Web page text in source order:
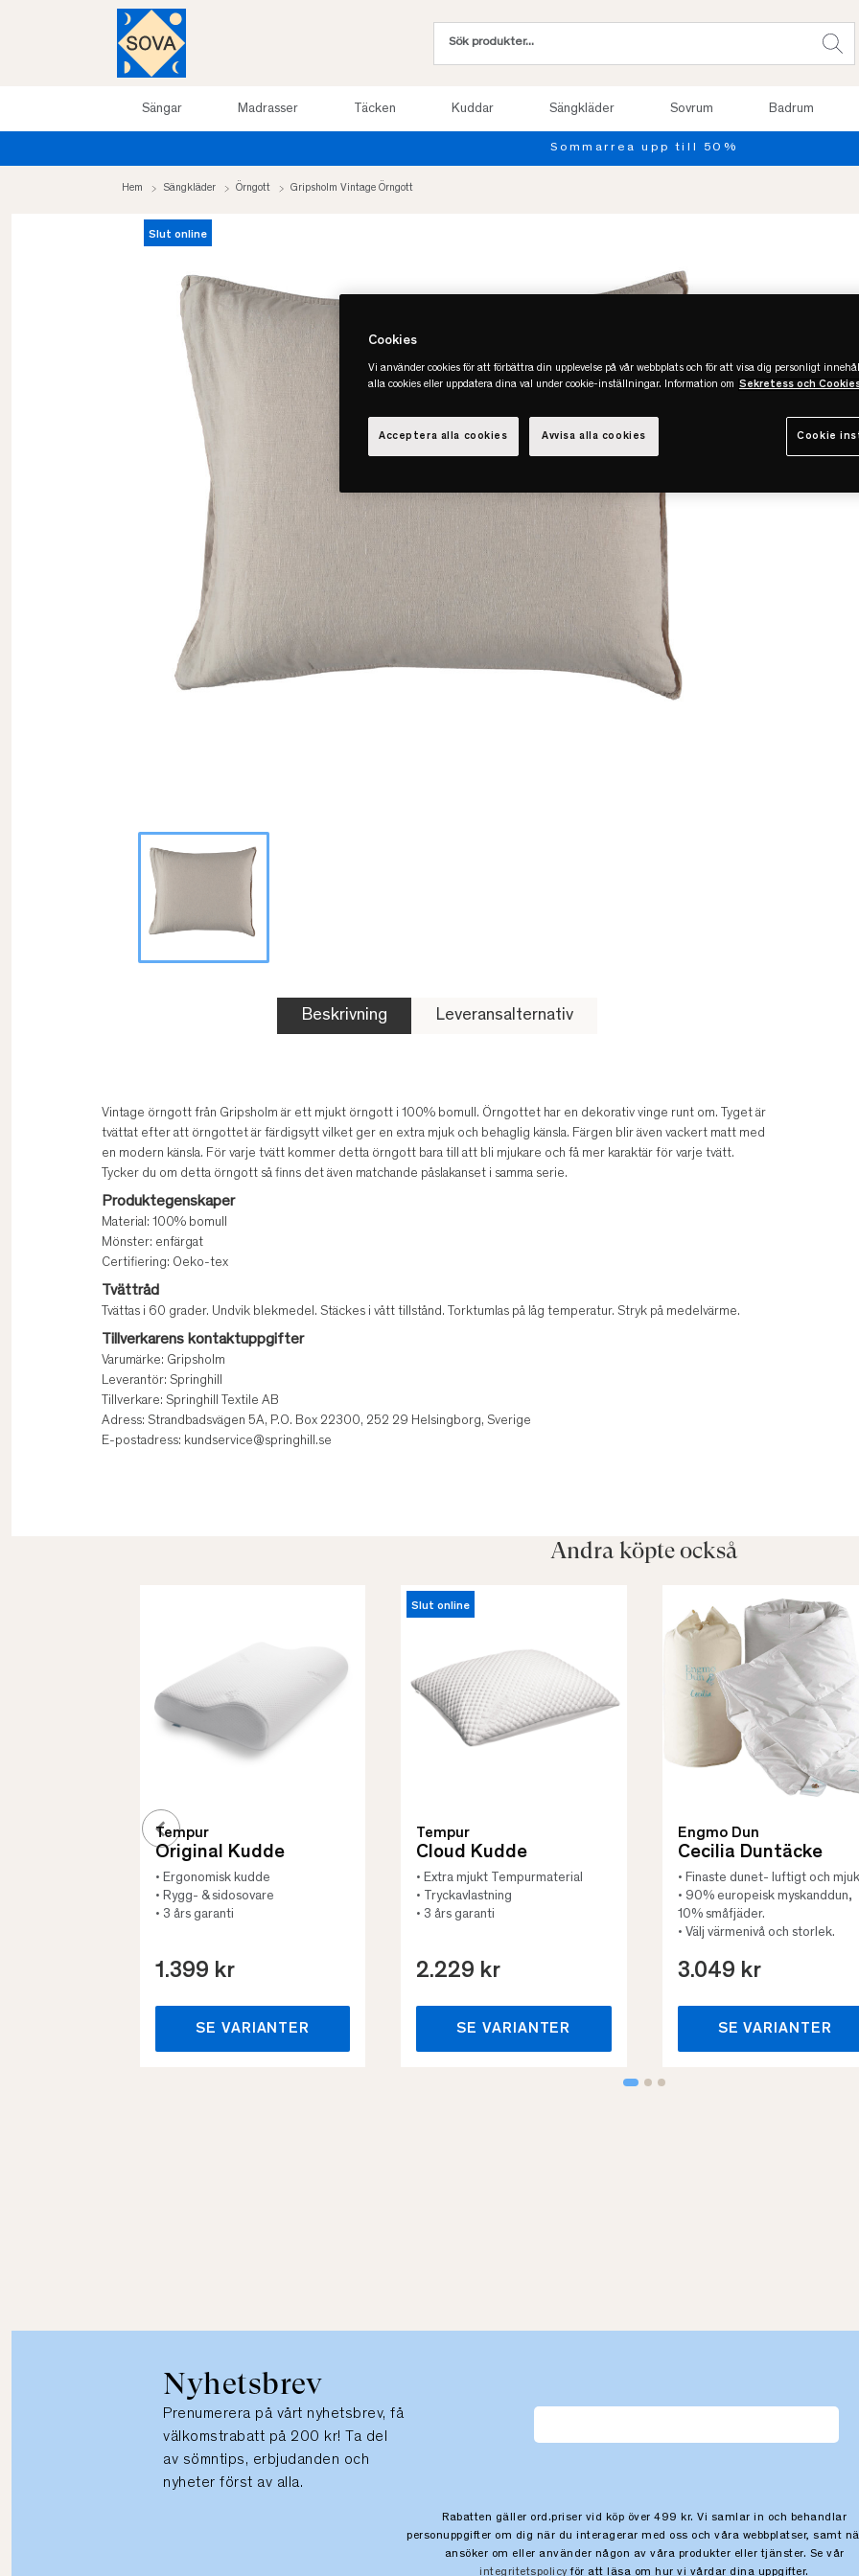
Sängar Madrasser Täcken Kuddar Sängkläder Sovrum Badrum
Hem Sängkläder Örngott Gripsholm Vintage Örngott
Slut online
Beskrivning Leveransalternativ
Vintage örngott från Gripsholm är ett mjukt örngott i 100% bomull. Örngottet har en dekorativ vinge runt om. Tyget är
tvättat efter att örngottet är färdigsytt vilket ger en extra mjuk och behaglig känsla. Färgen blir även vackert matt med
en modern känsla. För varje tvätt kommer detta örngott bara till att bli mjukare och få mer karaktär för varje tvätt.
Tycker du om detta örngott så finns det även matchande påslakanset i samma serie.
Produktegenskaper
Material: 100% bomull
Mönster: enfärgat
Certifiering: Oeko-tex
Tvättråd
Tvättas i 60 grader. Undvik blekmedel. Stäckes i vått tillstånd. Torktumlas på låg temperatur. Stryk på medelvärme.
Tillverkarens kontaktuppgifter
Varumärke: Gripsholm
Leverantör: Springhill
Tillverkare: Springhill Textile AB
Adress: Strandbadsvägen 5A, P.O. Box 22300, 252 29 Helsingborg, Sverige
E-postadress: kundservice@springhill.se
Andra köpte också
Tempur
Original Kudde
• Ergonomisk kudde
• Rygg- & sidosovare
• 3 års garanti
1.399 kr
SE VARIANTER
Slut online
Tempur
Cloud Kudde
• Extra mjukt Tempurmaterial
• Tryckavlastning
• 3 års garanti
2.229 kr
SE VARIANTER
Engmo Dun
Cecilia Duntäcke
• Finaste dunet- luftigt och
• 90% europeisk myskanddun,
10% småfjäder.
• Välj värmenivå och storlek.
3.049 kr
SE VARIANTER
Nyhetsbrev
Prenumerera på vårt nyhetsbrev, få
välkomstrabatt på 200 kr! Ta del
av sömntips, erbjudanden och
nyheter först av alla.
Rabatten gäller ord.priser vid köp över 499 kr. Vi samlar in och behandlar
personuppgifter om dig när du interagerar med oss och våra webbplatser, samt
ansöker om eller använder någon av våra produkter eller tjänster. Se vår
integritetspolicy för att läsa om hur vi vårdar dina uppgifter.
Cookies
Vi använder cookies för att förbättra din upplevelse på vår webbplats och för att visa dig personligt
alla cookies eller uppdatera dina val under cookie-inställningar. Information om Sekretess och
Cookie
Avvisa alla cookies
Acceptera alla cookies